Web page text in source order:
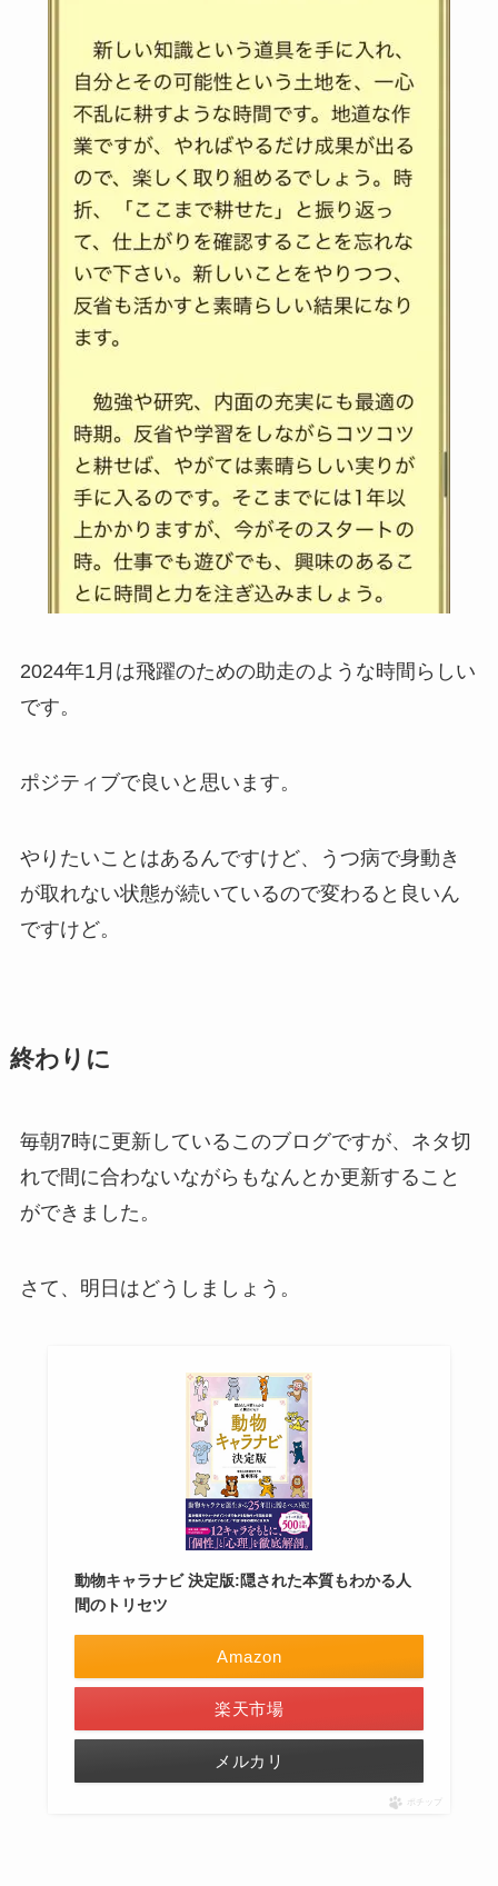
2024年1月は飛躍のための助走のような時間らしい
です。
ポジティブで良いと思います。
やりたいことはあるんですけど、うつ病で身動き
が取れない状態が続いているので変わると良いん
ですけど。
終わりに
毎朝7時に更新しているこのブログですが、ネタ切
れで間に合わないながらもなんとか更新すること
ができました。
さて、明日はどうしましょう。
動物キャラナビ 決定版:隠された本質もわかる人
間のトリセツ
Amazon
楽天市場
メルカリ
ポチップ